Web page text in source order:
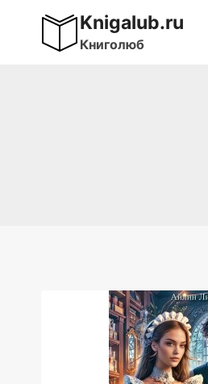
содержимому
Knigalub.ru
Книголюб